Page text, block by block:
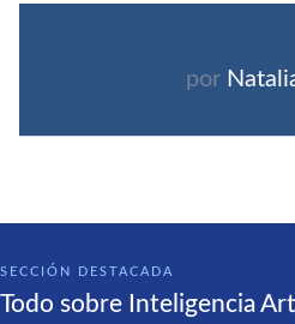
por
SECCIÓN DESTACADA
Todo sobre Inteligencia